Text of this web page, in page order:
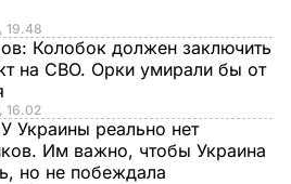
19.48
Колобок должен заключить
на СВО. Орки умирали бы от
16.02
У Украины реально нет
Им важно, чтобы Украина
но не побеждала